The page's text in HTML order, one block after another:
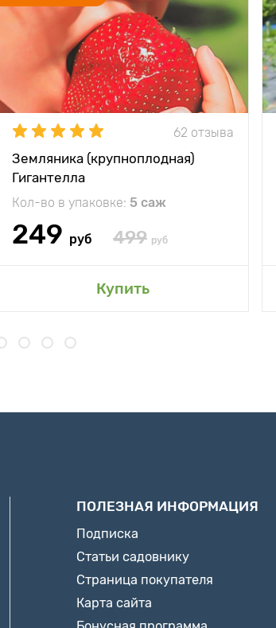
62 отзыва
Земляника (крупноплодная)
Гигантелла
Кол-во в упаковке: 5 саж
249 руб 499 руб
Купить
ПОЛЕЗНАЯ ИНФОРМАЦИЯ
Подписка
Статьи садовнику
Страница покупателя
Карта сайта